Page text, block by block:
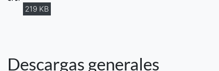
219 KB
Descargas generales